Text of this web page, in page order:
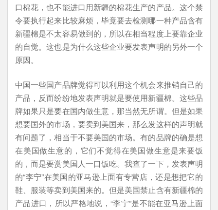
口棉花，也不能进口用新疆的棉花生产的产品。这个禁
令要执行起来比较麻烦，毕竟要去检测哪一种产品含有
新疆棉是不太容易做到的，所以在相当程度上要靠企业
的自觉。这也是为什么这些企业要发表声明的另外一个
原因。
中国一些国产品牌觉得可以利用这个机会来推销自己的
产品，反而纷纷地发表声明就是要使用新疆棉。这些品
牌如果只是要在国内做生意，那当然无所谓。但是如果
想要国外的市场，要卖到美国来，那么发这样的声明就
有问题了，相当于不要美国的市场。有的品牌的确是想
在美国做生意的，它们不觉得在美国做生意是来要饭
的，而是要赏美国人一口饭吃。我查了一下，发表声明
的“李宁”在美国的亚马逊上面有专营店，还是想把它的
鞋、服装等卖到美国来的。但是美国禁止含有新疆棉的
产品进口，所以严格地说，“李宁”是不能在亚马逊上面